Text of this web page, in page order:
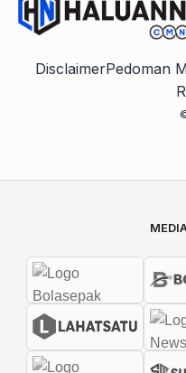
DisclaimerPedoman